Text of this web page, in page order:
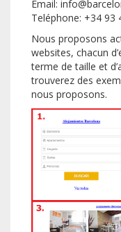
Email:
Teléphone: +34 93
Nous proposons
websites, chacun
terme de taille et
trouverez des
nous proposons.